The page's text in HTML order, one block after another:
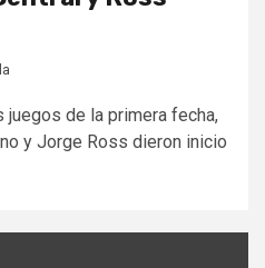
de la primera fecha,
y Jorge Ross dieron inicio